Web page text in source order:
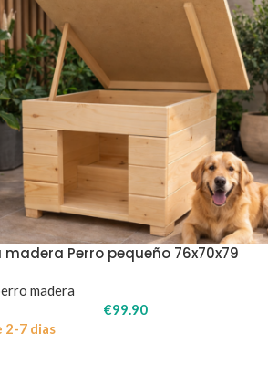
Perro pequeño 76x70x79
madera
€99.90
2-7 dias